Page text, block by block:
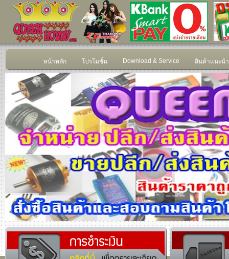
หน้าหลัก โปรโมชั่น Download & Service สินค้าแนะนำ